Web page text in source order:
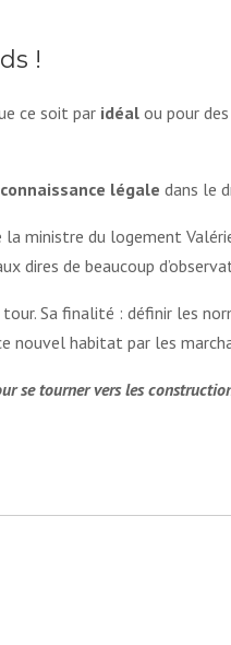
!
ce soit par idéal ou pour
légale dans le
la ministre du logement
dires de beaucoup
Sa finalité : définir les
nouvel habitat par les
se tourner vers les